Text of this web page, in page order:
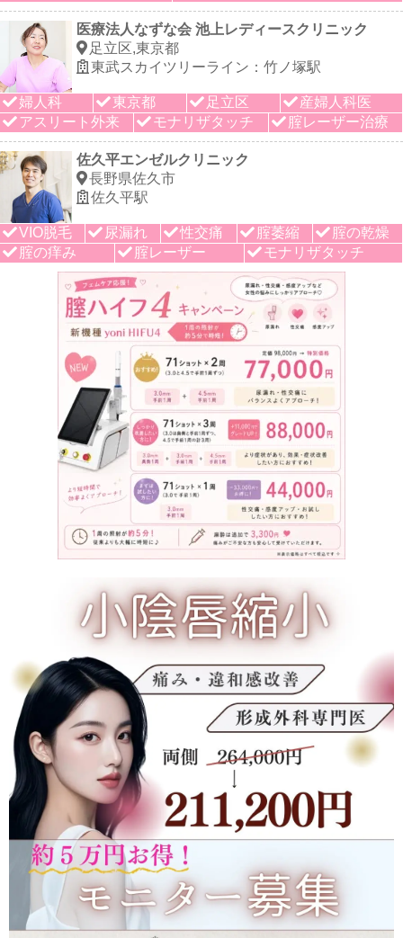
医療法人なずな会 池上レディースクリニック
足立区,東京都
東武スカイツリーライン：竹ノ塚駅
婦人科 東京都 足立区
産婦人科医
アスリート外来
モナリザタッチ 腟レーザー治療
佐久平エンゼルクリニック
長野県佐久市
佐久平駅
VIO脱毛 尿漏れ 性交痛 腟萎縮
腟の乾燥
腟の痒み
腟レーザー モナリザタッチ